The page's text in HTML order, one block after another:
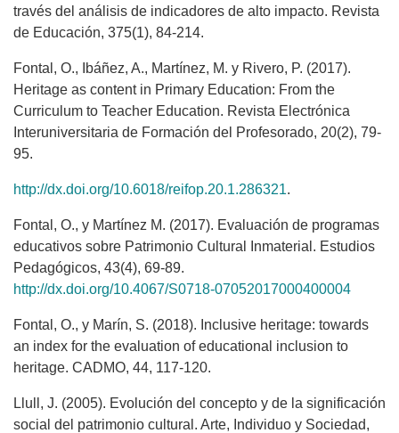
través del análisis de indicadores de alto impacto. Revista
de Educación, 375(1), 84-214.
Fontal, O., Ibáñez, A., Martínez, M. y Rivero, P. (2017).
Heritage as content in Primary Education: From the
Curriculum to Teacher Education. Revista Electrónica
Interuniversitaria de Formación del Profesorado, 20(2), 79-
95.
http://dx.doi.org/10.6018/reifop.20.1.286321.
Fontal, O., y Martínez M. (2017). Evaluación de programas
educativos sobre Patrimonio Cultural Inmaterial. Estudios
Pedagógicos, 43(4), 69-89.
http://dx.doi.org/10.4067/S0718-07052017000400004
Fontal, O., y Marín, S. (2018). Inclusive heritage: towards
an index for the evaluation of educational inclusion to
heritage. CADMO, 44, 117-120.
Llull, J. (2005). Evolución del concepto y de la significación
social del patrimonio cultural. Arte, Individuo y Sociedad,